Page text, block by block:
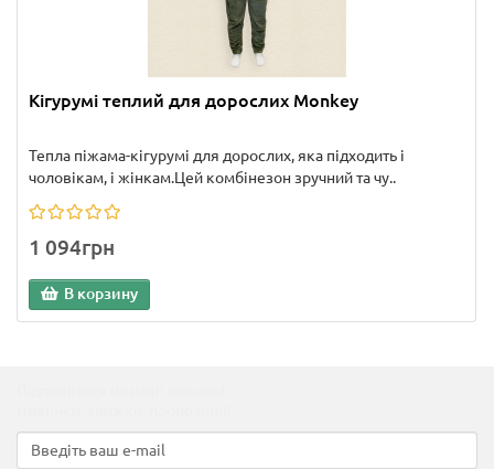
Кігурумі теплий для дорослих Monkey
Тепла піжама-кігурумі для дорослих, яка підходить і
чоловікам, і жінкам.Цей комбінезон зручний та чу..
1 094грн
В корзину